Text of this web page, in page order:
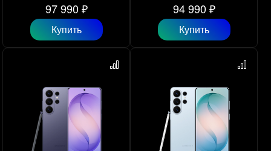
97 990 ₽
Купить
94 990 ₽
Купить